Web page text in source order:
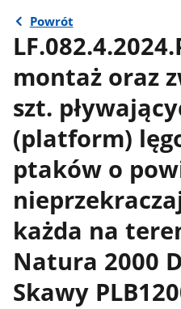
Powrót
montaż oraz
szt.
(platform)
ptaków o
każda na
Natura 2000
Skawy